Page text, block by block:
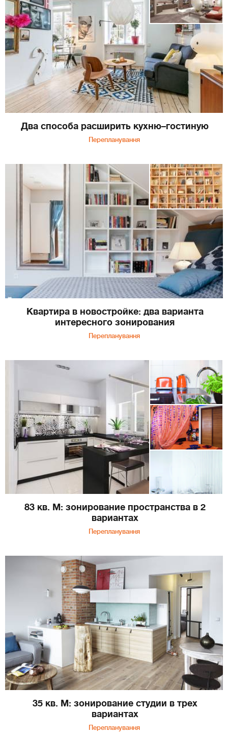
Два способа расширить кухню–гостиную
Перепланування
Квартира в новостройке: два варианта
интересного зонирования
Перепланування
83 кв. М: зонирование пространства в 2
вариантах
Перепланування
35 кв. М: зонирование студии в трех
вариантах
Перепланування